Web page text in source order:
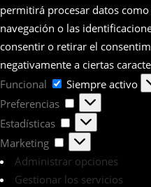
permitirá procesar datos
navegación o las
consentir o retirar el
negativamente a ciertas
Funcional
Funcional
Siempre activo
Preferencias
Preferencias
Estadísticas
Estadísticas
Marketing
Marketing
Administrar opciones
Gestionar los servicios